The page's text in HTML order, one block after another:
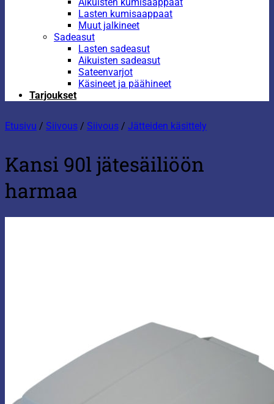
Lasten kumisaappaat
Muut jalkineet
Sadeasut
Lasten sadeasut
Aikuisten sadeasut
Sateenvarjot
Käsineet ja päähineet
Tarjoukset
Etusivu / Siivous / Siivous / Jätteiden käsittely
Kansi 90l jätesäiliöön
harmaa